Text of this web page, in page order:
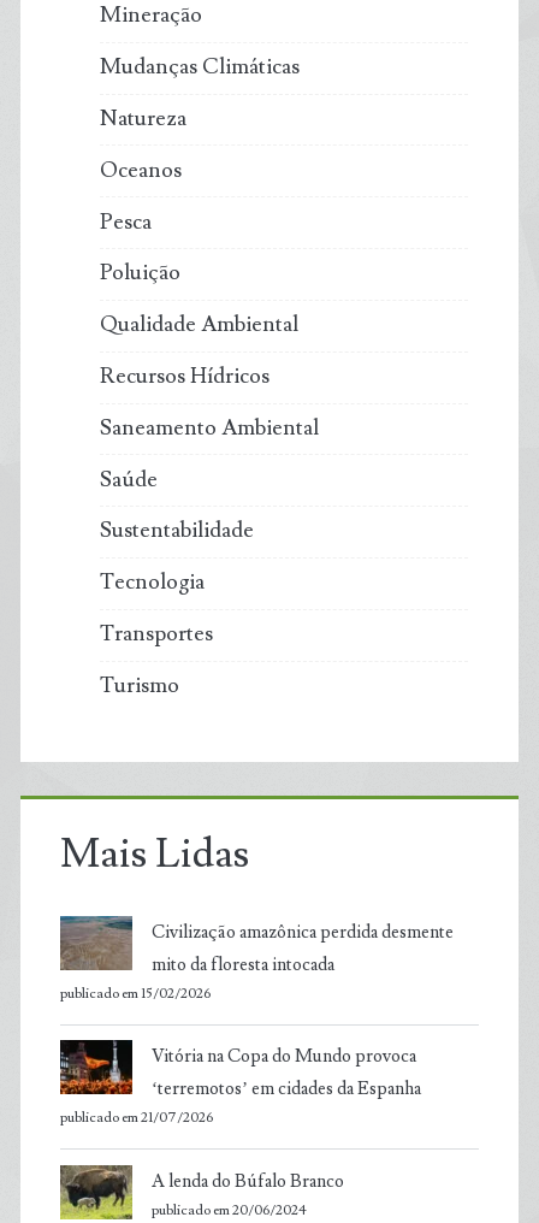
Mineração
Mudanças Climáticas
Natureza
Oceanos
Pesca
Poluição
Qualidade Ambiental
Recursos Hídricos
Saneamento Ambiental
Saúde
Sustentabilidade
Tecnologia
Transportes
Turismo
Mais Lidas
Civilização amazônica perdida desmente
mito da floresta intocada
publicado em 15/02/2026
Vitória na Copa do Mundo provoca
‘terremotos’ em cidades da Espanha
publicado em 21/07/2026
A lenda do Búfalo Branco
publicado em 20/06/2024